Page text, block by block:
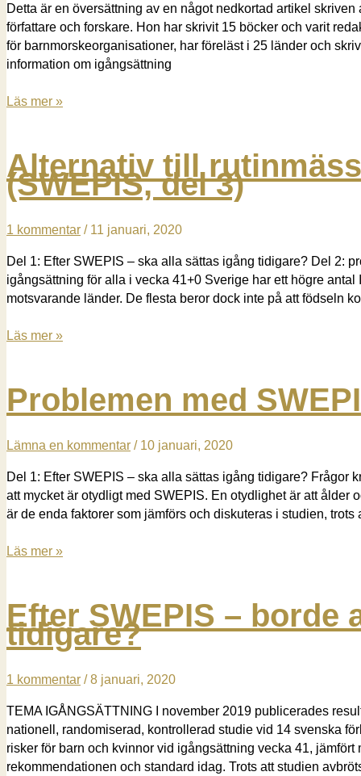
igång
gravida
i
vecka
Detta är en översättning av en något nedkortad artikel
författare och forskare. Hon har skrivit 15 böcker och varit
för barnmorskeorganisationer, har föreläst i 25 länder och
information om igångsättning
Igångsättning
före
42
veckor:
rön
Läs mer »
Alternativ till
(SWEPIS, del 3)
1 kommentar / 11 januari, 2020
Del 1: Efter SWEPIS – ska alla sättas igång tidigare? Del 2:
igångsättning för alla i vecka 41+0 Sverige har ett högre
motsvarande länder. De flesta beror dock inte på att födseln
Alternativ
igångsättning
(SWEPIS,
3)
Läs mer »
Problemen med
Lämna en kommentar / 10 januari, 2020
Del 1: Efter SWEPIS – ska alla sättas igång tidigare? Frågor
att mycket är otydligt med SWEPIS. En otydlighet är att
är de enda faktorer som jämförs och diskuteras i studien, trots
Problemen
(del
2)
Läs mer »
Efter SWEPIS – borde
tidigare?
1 kommentar /8 januari, 2020
TEMA IGÅNGSÄTTNING I november 2019 publicerades
nationell, randomiserad, kontrollerad studie vid 14 svenska
risker för barn och kvinnor vid igångsättning vecka 41,
rekommendationen och standard idag. Trots att studien